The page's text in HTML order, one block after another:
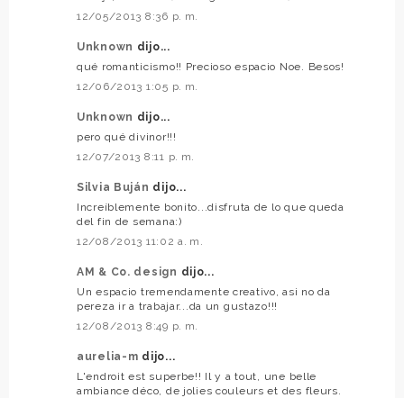
12/05/2013 8:36 p. m.
Unknown dijo...
qué romanticismo!! Precioso espacio Noe. Besos!
12/06/2013 1:05 p. m.
Unknown dijo...
pero qué divinor!!!
12/07/2013 8:11 p. m.
Silvia Buján dijo...
Increíblemente bonito...disfruta de lo que queda
del fin de semana:)
12/08/2013 11:02 a. m.
AM & Co. design dijo...
Un espacio tremendamente creativo, asi no da
pereza ir a trabajar...da un gustazo!!!
12/08/2013 8:49 p. m.
aurelia-m dijo...
L'endroit est superbe!! Il y a tout, une belle
ambiance déco, de jolies couleurs et des fleurs.